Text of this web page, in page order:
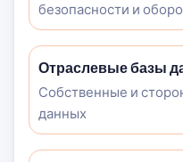
безопасности и
Отраслевые базы
Собственные и
данных